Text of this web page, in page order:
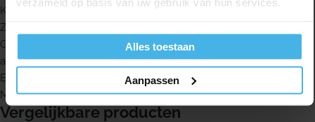
Alles toestaan
Aanpassen
Kleine borstelkop, afgestemd op deze leeftijdsgroep
Zachte borstelharen voor milde verwijdering van tandplak
Gekleurde borstelharen geven de juiste hoeveelheid tandpasta
aan
Ergonomisch handvat met duimgrip voor kleine handjes
Met handige zuignap
Vergelijkbare producten